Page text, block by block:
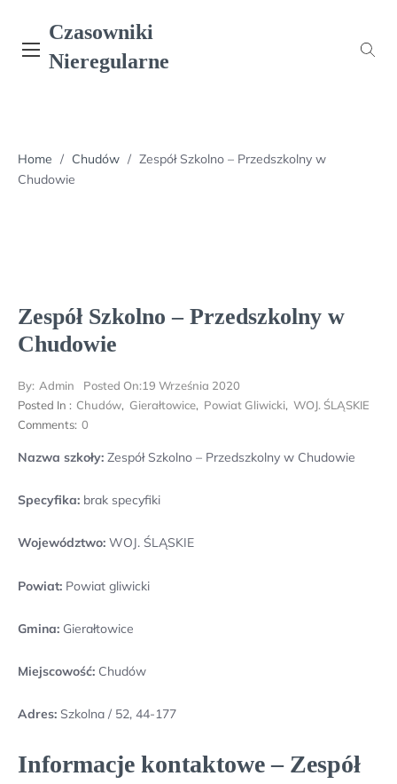
content
Czasowniki
Nieregularne
Home / Chudów / Zespół Szkolno – Przedszkolny w
Chudowie
Zespół Szkolno – Przedszkolny w
Chudowie
By: Admin Posted On:19 Września 2020
Posted In : Chudów, Gierałtowice, Powiat Gliwicki, WOJ. ŚLĄSKIE
Comments: 0
Nazwa szkoły: Zespół Szkolno – Przedszkolny w Chudowie
Specyfika: brak specyfiki
Województwo: WOJ. ŚLĄSKIE
Powiat: Powiat gliwicki
Gmina: Gierałtowice
Miejscowość: Chudów
Adres: Szkolna / 52, 44-177
Informacje kontaktowe – Zespół